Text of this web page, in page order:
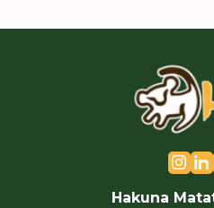
Hakuna